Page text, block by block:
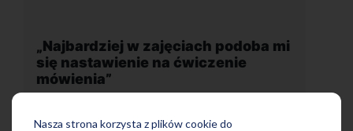
Nasza strona korzysta z plików cookie do
„Wygodna, nowoczesna szkoła
położona w dogodnej lokalizacji”